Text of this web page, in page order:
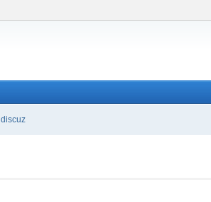
discuz